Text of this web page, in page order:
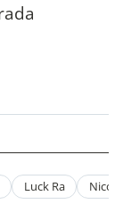
Luck Ra Nico